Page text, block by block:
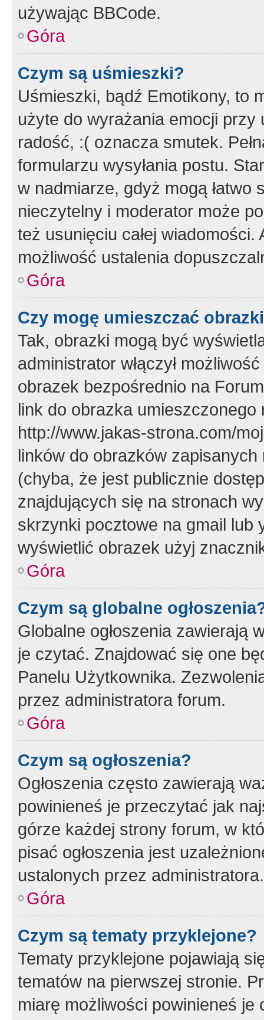
używając BBCode.
Góra
Czym są uśmieszki?
Uśmieszki, bądź Emotikony, to
użyte do wyrażania emocji
radość, :( oznacza smutek.
formularzu wysyłania postu.
w nadmiarze, gdyż mogą
nieczytelny i moderator może
też usunięciu całej
możliwość ustalenia
Góra
Czy mogę umieszczać
Tak, obrazki mogą być
administrator włączył
obrazek bezpośrednio na
link do obrazka
http://www.jakas-strona.com/
linków do obrazków
(chyba, że jest publicznie
znajdujących się na stronach
skrzynki pocztowe na gmail lub
wyświetlić obrazek użyj
Góra
Czym są globalne
Globalne ogłoszenia zawierają
je czytać. Znajdować się one
Panelu Użytkownika.
przez administratora forum.
Góra
Czym są ogłoszenia?
Ogłoszenia często zawierają
powinieneś je przeczytać jak
górze każdej strony forum, w
pisać ogłoszenia jest
ustalonych przez administratora.
Góra
Czym są tematy przyklejone?
Tematy przyklejone pojawiają
tematów na pierwszej stronie.
miarę możliwości powinieneś je